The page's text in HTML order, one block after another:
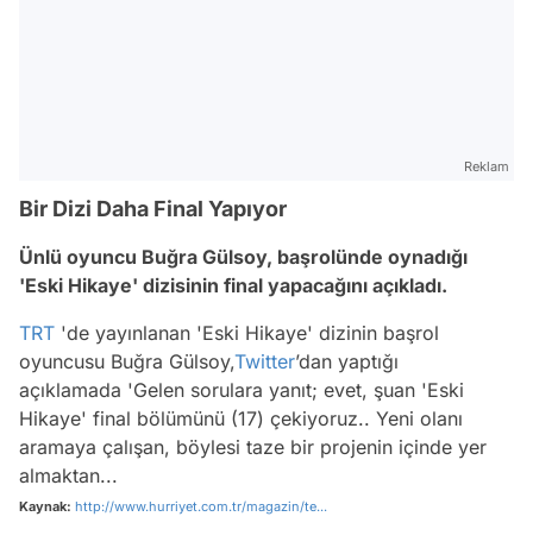
Reklam
Bir Dizi Daha Final Yapıyor
Ünlü oyuncu Buğra Gülsoy, başrolünde oynadığı
'Eski Hikaye' dizisinin final yapacağını açıkladı.
TRT 'de yayınlanan 'Eski Hikaye' dizinin başrol
oyuncusu Buğra Gülsoy,Twitter’dan yaptığı
açıklamada 'Gelen sorulara yanıt; evet, şuan 'Eski
Hikaye' final bölümünü (17) çekiyoruz.. Yeni olanı
aramaya çalışan, böylesi taze bir projenin içinde yer
almaktan...
Kaynak: http://www.hurriyet.com.tr/magazin/te...